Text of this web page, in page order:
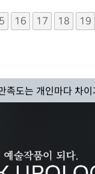
16 17 18 19
족도는 개인마다 차